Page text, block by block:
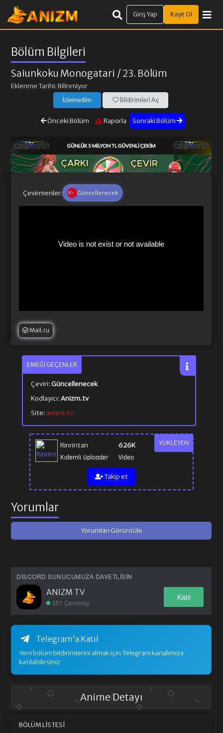
Giriş Yap Kayıt Ol
Bölüm Bilgileri
Saiunkoku Monogatari / 23. Bölüm
Eklenme Tarihi: Bilinmiyor
İzlemedim Bildirimleri Aç
Önceki Bölüm Raporla Sonraki Bölüm
Çevirmenler: Güncellenecek
Mail.ru
YÜKLEYEN
Rinrintan
Kıdemli Uploader
626K
Video
Takip et
EMEĞI GEÇENLER
Çeviri: Güncellenecek
Kodlayıcı:Anizm.tv
Site: anizm.tv
Yorumlar
Yorumları Görüntüle
DISCORD SUNUCUMUZA DAVETLISIN
ANIZM TV
551 Çevrimiçi
Katıl
Telegram'a Katıl
Yeni bölüm bildirimlerini almak için Telegram kanalımıza
katılabilirsiniz
Anime Detayı
BÖLÜM LISTESI